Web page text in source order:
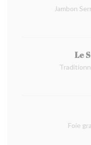
Jambon
Le
Foie